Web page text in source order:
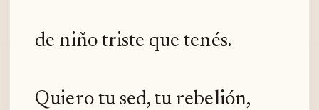
de niño triste que tenés.
Quiero tu sed, tu rebelión,